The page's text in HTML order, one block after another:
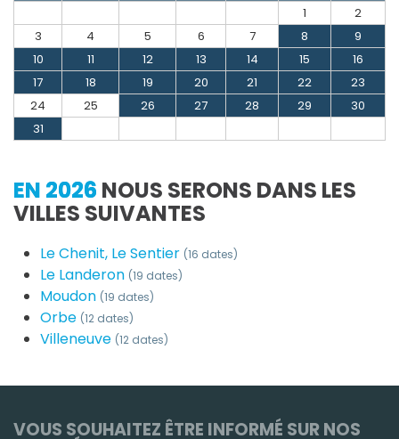
1
2
3
4 5 6 7 8
9
10
11 12 13 14 15
16
17
18 19 20 21 22
23
24
25 26 27 28 29
30
31
EN 2026 NOUS SERONS DANS LES
VILLES SUIVANTES
Le Chenit, Le Sentier (16 dates)
Le Landeron (19 dates)
Moudon (19 dates)
Orbe (12 dates)
Villeneuve (12 dates)
VOUS SOUHAITEZ ÊTRE INFORMÉ SUR NOS